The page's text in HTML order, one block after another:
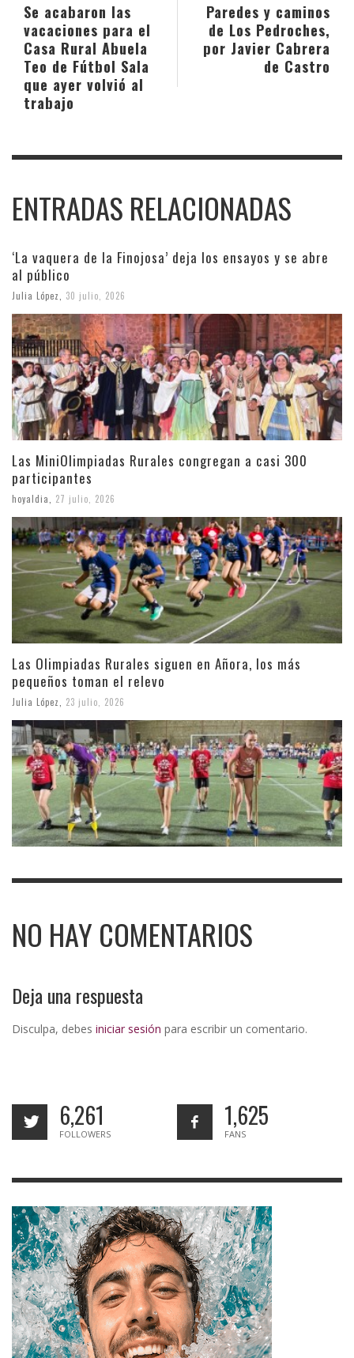
Paredes y caminos
de Los Pedroches,
por Javier Cabrera
de Castro
Se acabaron las
vacaciones para el
Casa Rural Abuela
Teo de Fútbol Sala
que ayer volvió al
trabajo
ENTRADAS RELACIONADAS
‘La vaquera de la Finojosa’ deja los ensayos y se abre
al público
Julia López 30 julio, 2026
Las MiniOlimpiadas Rurales congregan a casi 300
participantes
hoyaldia 27 julio, 2026
Las Olimpiadas Rurales siguen en Añora, los más
pequeños toman el relevo
Julia López 23 julio, 2026
NO HAY COMENTARIOS
Deja una respuesta
Disculpa, debes iniciar sesión para escribir un comentario.
6,261
FOLLOWERS
1,625
FANS